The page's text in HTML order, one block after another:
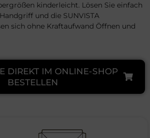
kinderleicht. Lösen Sie einfach
und die SUNVISTA
sich ohne Kraftaufwand Öffnen und
DIREKT IM ONLINE-SHOP
BESTELLEN